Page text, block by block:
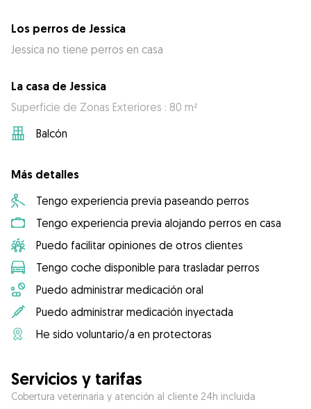
Los perros de Jessica
Jessica no tiene perros en casa
La casa de Jessica
Superficie de Zonas Exteriores : 80 m²
Balcón
Más detalles
Tengo experiencia previa paseando perros
Tengo experiencia previa alojando perros en casa
Puedo facilitar opiniones de otros clientes
Tengo coche disponible para trasladar perros
Puedo administrar medicación oral
Puedo administrar medicación inyectada
He sido voluntario/a en protectoras
Servicios y tarifas
Cobertura veterinaria y atención al cliente 24h incluida